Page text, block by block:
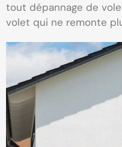
tout dépannage de
volet qui ne remonte